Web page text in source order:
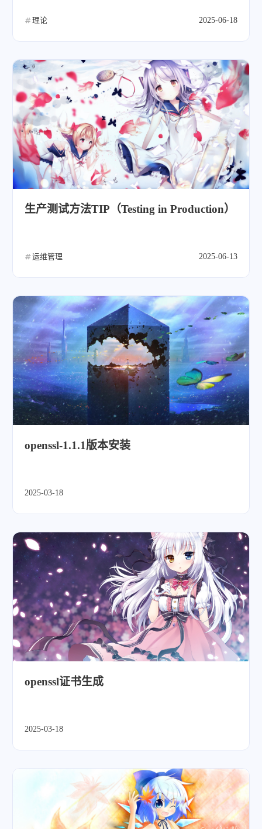
理论 2025-06-18
生产测试方法TIP（Testing in Production）
运维管理 2025-06-13
openssl-1.1.1版本安装
2025-03-18
openssl证书生成
2025-03-18